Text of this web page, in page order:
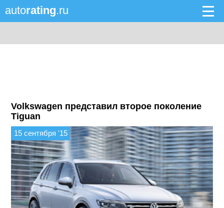
autorating.ru
Volkswagen представил второе поколение
Tiguan
15 сентября '15